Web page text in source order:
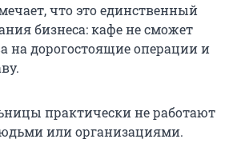
что это единственный
бизнеса: кафе не сможет
на дорогостоящие операции и
практически не работают
или организациями.